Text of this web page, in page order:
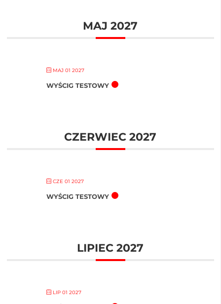
MAJ 2027
MAJ 01 2027
WYŚCIG TESTOWY
CZERWIEC 2027
CZE 01 2027
WYŚCIG TESTOWY
LIPIEC 2027
LIP 01 2027